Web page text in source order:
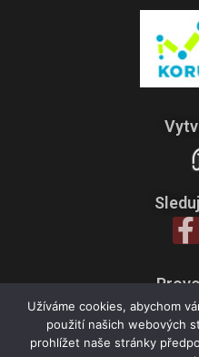
Zpracování
Všeobecné
Užíváme cookies, abychom
použití našich webových
prohlížet naše stránky